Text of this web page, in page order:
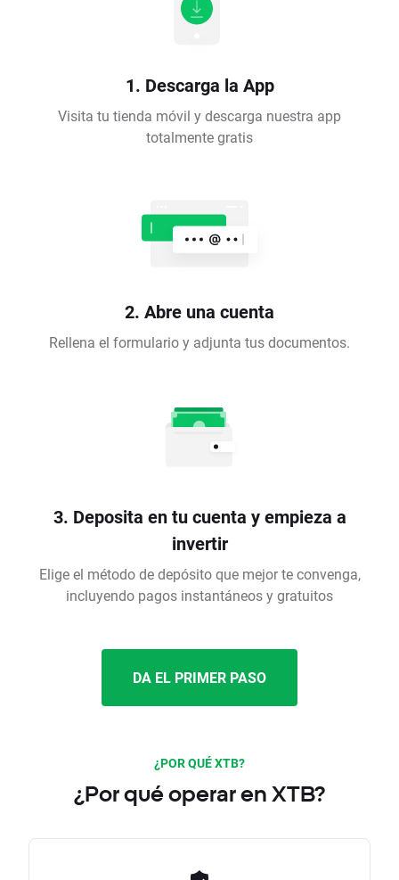
1. Descarga la App
Visita tu tienda móvil y descarga nuestra app
totalmente gratis
2. Abre una cuenta
Rellena el formulario y adjunta tus documentos.
3. Deposita en tu cuenta y empieza a
invertir
Elige el método de depósito que mejor te convenga,
incluyendo pagos instantáneos y gratuitos
DA EL PRIMER PASO
¿POR QUÉ XTB?
¿Por qué operar en XTB?